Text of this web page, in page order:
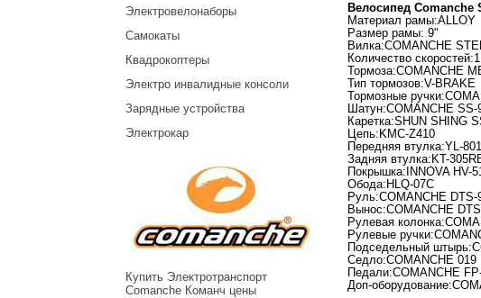
Велосипед Comanche
Материал рамы:ALLOY
Размер рамы: 9"
Вилка:COMANCHE
Количество скоростей:1
Тормоза:COMANCHE
Тип тормозов:V-BRAKE
Тормозные
Шатун:COMANCHE SS-
Каретка:SHUN SHING
Цепь:KMC-Z410
Передняя втулка:YL-
Задняя втулка:KT-
Покрышка:INNOVA HV-
Обода:HLQ-07C
Руль:COMANCHE DTS-
Вынос:COMANCHE
Рулевая
Рулевые
Подседельный
Седло:COMANCHE 019
Педали:COMANCHE
Доп-
Электровелонаборы
Самокаты
Квадрокоптеры
Электро инвалидные консоли
Зарядные устройства
Электрокар
Купить Электротранспорт
Comanche Команч цены